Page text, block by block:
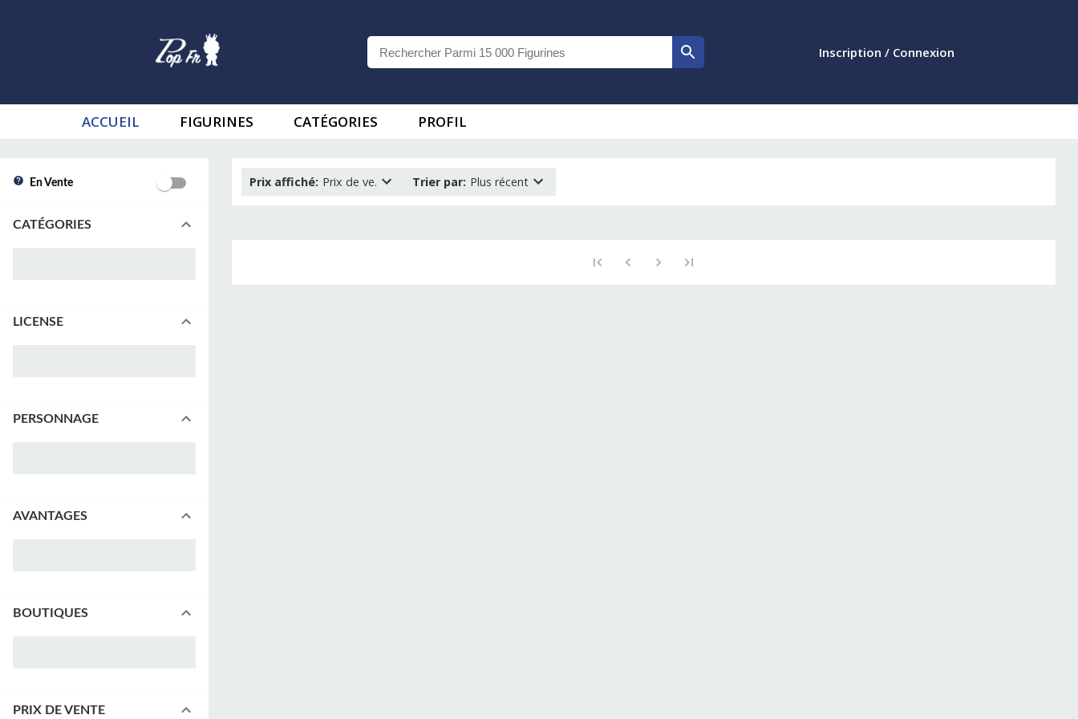
Inscription / Connexion
ACCUEIL FIGURINES CATÉGORIES PROFIL
En Vente
CATÉGORIES
LICENSE
PERSONNAGE
AVANTAGES
BOUTIQUES
PRIX DE VENTE
Prix affiché: Prix de ve. Trier par: Plus récent